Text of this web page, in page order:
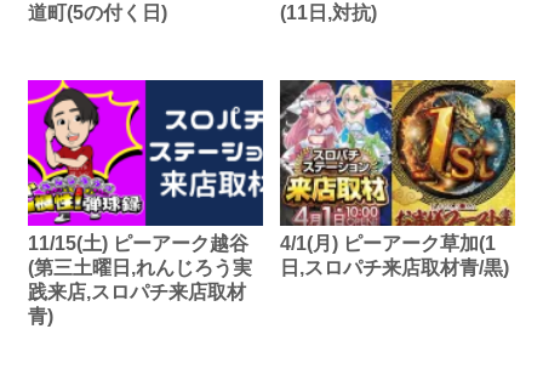
道町(5の付く日)
(11日,対抗)
11/15(土) ピーアーク越谷
(第三土曜日,れんじろう実
践来店,スロパチ来店取材
青)
4/1(月) ピーアーク草加(1
日,スロパチ来店取材青/黒)